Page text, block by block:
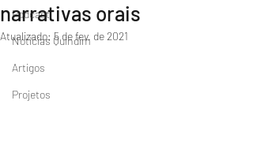
Podcast
Notícias Quindim
Artigos
Projetos
narrativas orais
Atualizado: 5 de fev. de 2021